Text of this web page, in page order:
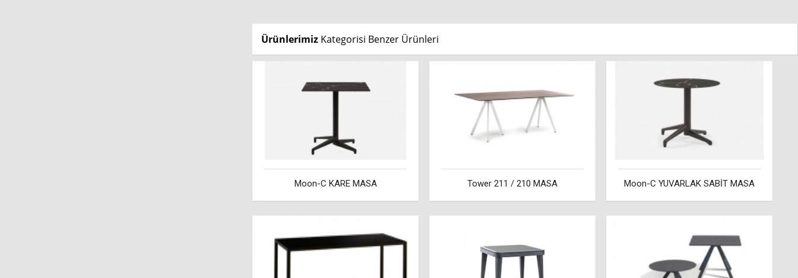
Ürünlerimiz Kategorisi Benzer Ürünleri
Moon-C KARE MASA Tower 211 / 210 MASA Moon-C YUVARLAK SABİT MASA